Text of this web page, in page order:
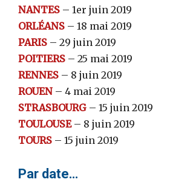
NANTES – 1er juin 2019
ORLÉANS – 18 mai 2019
PARIS – 29 juin 2019
POITIERS – 25 mai 2019
RENNES – 8 juin 2019
ROUEN – 4 mai 2019
STRASBOURG – 15 juin 2019
TOULOUSE– 8 juin 2019
TOURS – 15 juin 2019
Par date…